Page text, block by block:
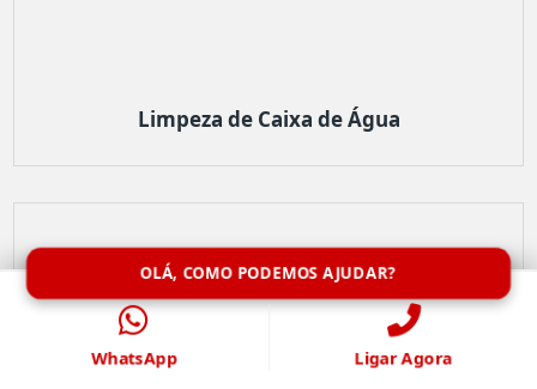
Limpeza de Caixa de Água
OLÁ, COMO PODEMOS AJUDAR?
WhatsApp Ligar Agora